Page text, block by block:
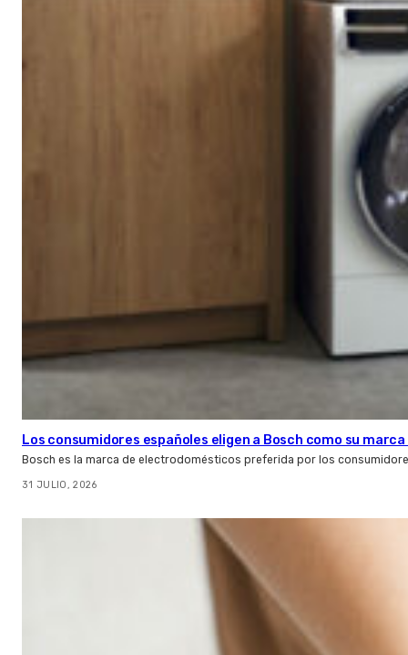
Los consumidores españoles eligen a Bosch como su
Bosch es la marca de electrodomésticos preferida por los
31 JULIO, 2026